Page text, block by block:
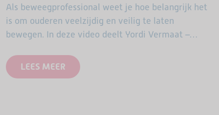
Als beweegprofessional weet je hoe belangrijk het
is om ouderen veelzijdig en veilig te laten
bewegen. In deze video deelt Yordi Vermaat –
praktijkvideo’s – een…
LEES MEER